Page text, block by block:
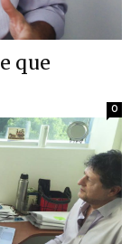
que
0